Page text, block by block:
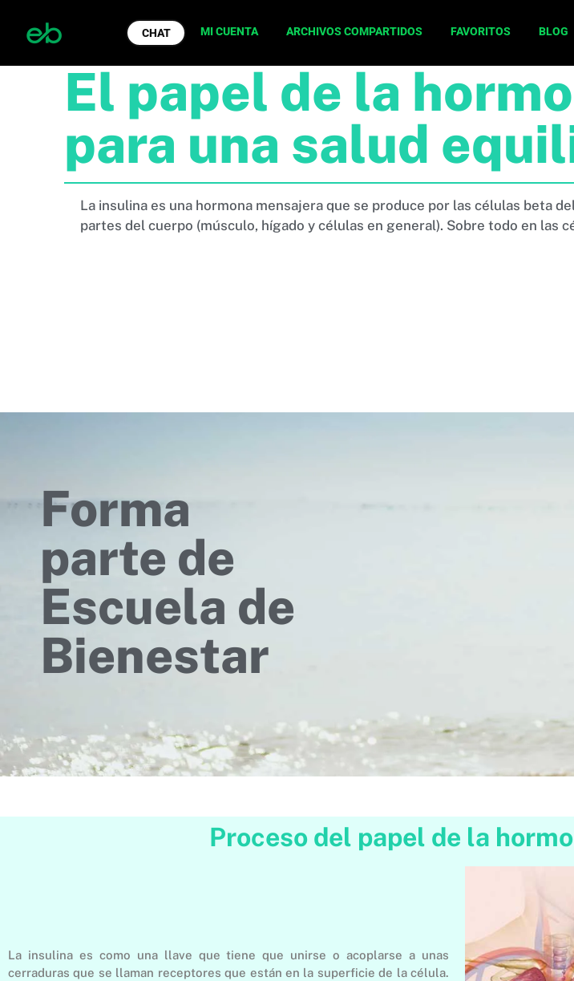
CHAT MI CUENTA ARCHIVOS COMPARTIDOS FAVORITOS BLOG
El papel de la
para una salud
La insulina es una hormona mensajera que se produce por las células beta
partes del cuerpo (músculo, hígado y células en general). Sobre todo en las
Forma
parte de
Escuela de
Bienestar
Proceso del papel de la
La insulina es como una llave que tiene que unirse o acoplarse a unas
cerraduras que se llaman receptores que están en la superficie de la célula.